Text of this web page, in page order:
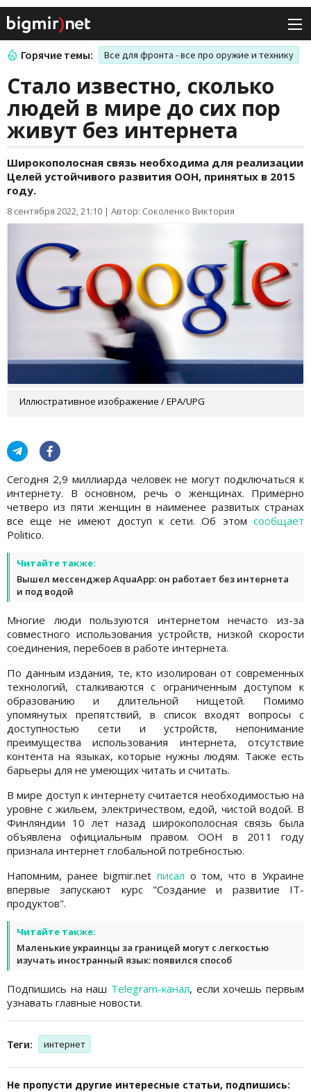
Горячие темы: Все для фронта - все про оружие и технику
Стало известно, сколько
людей в мире до сих пор
живут без интернета
Широкополосная связь необходима для реализации
Целей устойчивого развития ООН, принятых в 2015
году.
8 сентября 2022, 21:10 | Автор: Соколенко Виктория
Иллюстративное изображение / EPA/UPG
Сегодня 2,9 миллиарда человек не могут подключаться к
интернету. В основном, речь о женщинах. Примерно
четверо из пяти женщин в наименее развитых странах
все еще не имеют доступ к сети. Об этом сообщает
Politico.
Читайте также:
Вышел мессенджер AquaApp: он работает без интернета
и под водой
Многие люди пользуются интернетом нечасто из-за
совместного использования устройств, низкой скорости
соединения, перебоев в работе интернета.
По данным издания, те, кто изолирован от современных
технологий, сталкиваются с ограниченным доступом к
образованию и длительной нищетой. Помимо
упомянутых препятствий, в список входят вопросы с
доступностью сети и устройств, непонимание
преимущества использования интернета, отсутствие
контента на языках, которые нужны людям. Также есть
барьеры для не умеющих читать и считать.
В мире доступ к интернету считается необходимостью на
уровне с жильем, электричеством, едой, чистой водой. В
Финляндии 10 лет назад широкополосная связь была
объявлена официальным правом. ООН в 2011 году
признала интернет глобальной потребностью.
Напомним, ранее bigmir.net писал о том, что в Украине
впервые запускают курс "Создание и развитие IT-
продуктов".
Читайте также:
Маленькие украинцы за границей могут с легкостью
изучать иностранный язык: появился способ
Подпишись на наш Telegram-канал, если хочешь первым
узнавать главные новости.
Теги: интернет
Не пропусти другие интересные статьи, подпишись: